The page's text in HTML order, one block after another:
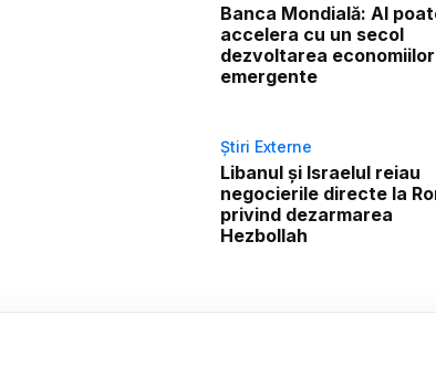
Banca Mondială: AI
accelera cu un secol
dezvoltarea economiilor
emergente
Știri Externe
Libanul și Israelul reiau
negocierile directe la
privind dezarmarea
Hezbollah